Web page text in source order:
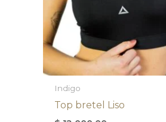
Indigo
Top bretel Liso